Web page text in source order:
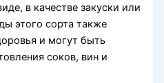
в качестве закуски или
этого сорта также
и могут быть
соков, вин и